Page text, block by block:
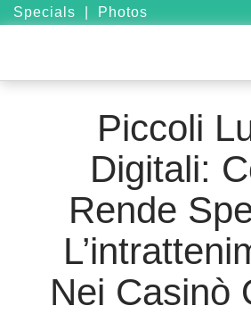
Specials Photos
Piccoli
Digitali:
Rende
Nei Casinò